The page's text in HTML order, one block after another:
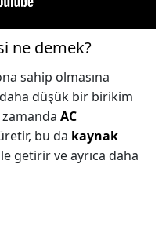
ne demek?
sahip olmasına
düşük bir birikim
zamanda AC
bu da kaynak
getirir ve ayrıca daha